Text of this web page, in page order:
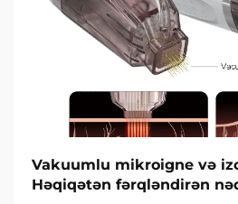
Vakuumlu mikroigne və
Həqiqətən fərqləndirən